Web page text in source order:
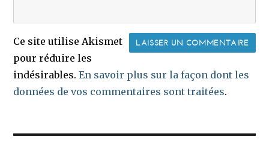
Ce site utilise Akismet
pour réduire les
indésirables.En savoir plus sur la façon dont les
données de vos commentaires sont traitées.